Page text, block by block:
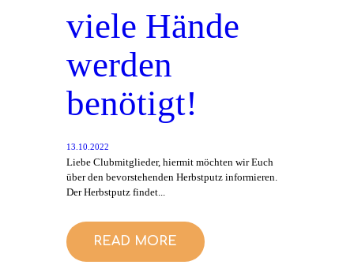
viele Hände
werden
benötigt!
13.10.2022
Liebe Clubmitglieder, hiermit möchten wir Euch
über den bevorstehenden Herbstputz informieren.
Der Herbstputz findet...
READ MORE